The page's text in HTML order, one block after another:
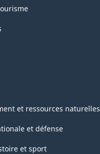
et ressources naturelles
et défense
et sport